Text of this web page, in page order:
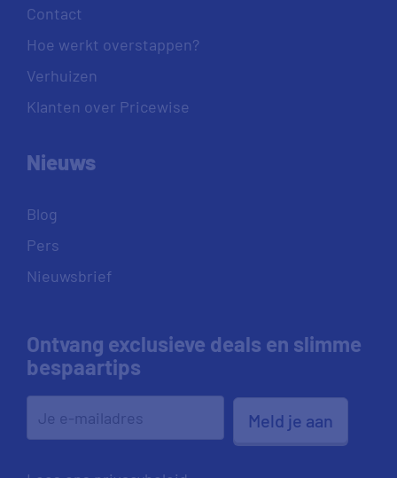
Contact
Hoe werkt overstappen?
Verhuizen
Klanten over Pricewise
Nieuws
Blog
Pers
Nieuwsbrief
Ontvang exclusieve deals en slimme
bespaartips
Meld je aan